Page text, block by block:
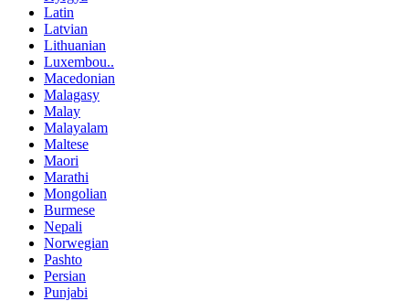
Latin
Latvian
Lithuanian
Luxembou..
Macedonian
Malagasy
Malay
Malayalam
Maltese
Maori
Marathi
Mongolian
Burmese
Nepali
Norwegian
Pashto
Persian
Punjabi